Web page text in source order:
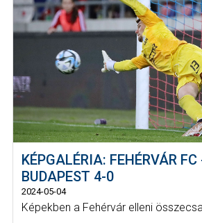
KÉPGALÉRIA: FEHÉRVÁR
BUDAPEST 4-0
2024-05-04
Képekben a Fehérvár elleni